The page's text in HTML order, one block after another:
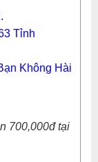
Tỉnh
Không Hài
700,000đ tại